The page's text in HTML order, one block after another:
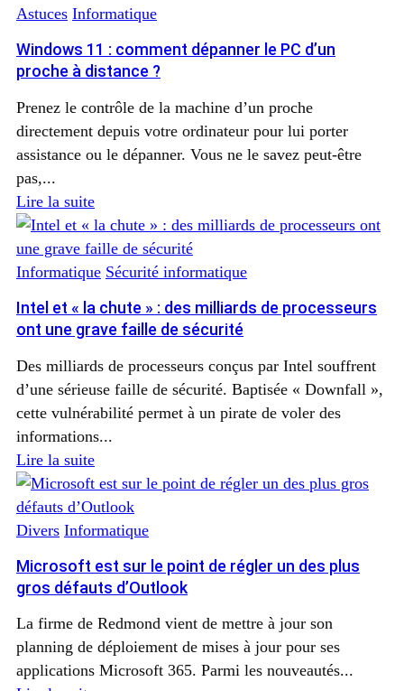
Astuces Informatique
Windows 11 : comment dépanner le PC d’un
proche à distance ?
Prenez le contrôle de la machine d’un proche
directement depuis votre ordinateur pour lui porter
assistance ou le dépanner. Vous ne le savez peut-être
pas,...
Lire la suite
Informatique Sécurité informatique
Intel et « la chute » : des milliards de processeurs
ont une grave faille de sécurité
Des milliards de processeurs conçus par Intel souffrent
d’une sérieuse faille de sécurité. Baptisée « Downfall »,
cette vulnérabilité permet à un pirate de voler des
informations...
Lire la suite
Divers Informatique
Microsoft est sur le point de régler un des plus
gros défauts d’Outlook
La firme de Redmond vient de mettre à jour son
planning de déploiement de mises à jour pour ses
applications Microsoft 365. Parmi les nouveautés...